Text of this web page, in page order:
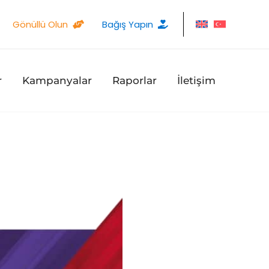
Gönüllü Olun Bağış Yapın
Kampanyalar Raporlar İletişim